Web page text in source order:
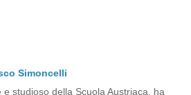
Simoncelli
e studioso della Scuola Austriaca, ha